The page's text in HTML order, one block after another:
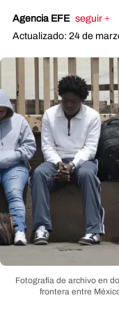
Agencia EFE seguir +
Actualizado: 24 de
Fotografía de archivo en
frontera entre